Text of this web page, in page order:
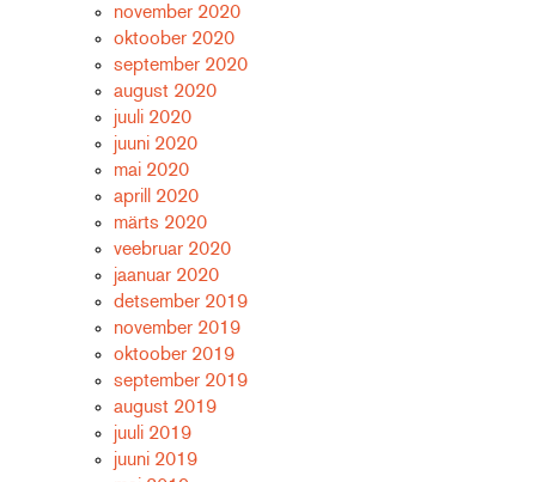
november 2020
oktoober 2020
september 2020
august 2020
juuli 2020
juuni 2020
mai 2020
aprill 2020
märts 2020
veebruar 2020
jaanuar 2020
detsember 2019
november 2019
oktoober 2019
september 2019
august 2019
juuli 2019
juuni 2019